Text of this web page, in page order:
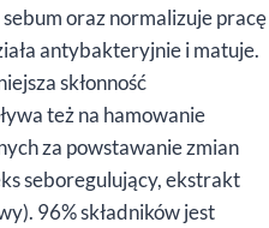
oraz normalizuje pracę
antybakteryjnie i matuje.
skłonność
też na hamowanie
za powstawanie zmian
seboregulujący, ekstrakt
96% składników jest